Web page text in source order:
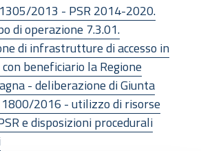
1305/2013 - PSR 2014-2020.
di operazione 7.3.01.
di infrastrutture di accesso in
beneficiario la Regione
- deliberazione di Giunta
2016 - utilizzo di risorse
e disposizioni procedurali